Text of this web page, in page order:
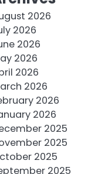
2026
2026
2026
2026
2026
2026
2026
2026
2025
2025
2025
2025